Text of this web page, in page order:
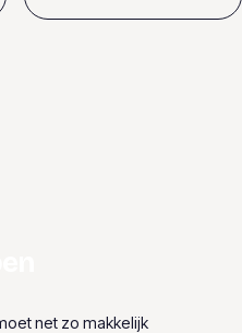
net zo makkelijk